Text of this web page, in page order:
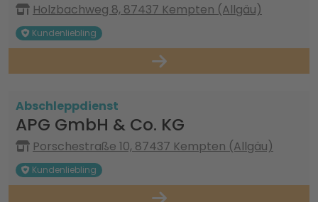
Holzbachweg 8, 87437 Kempten (Allgäu)
Kundenliebling
Abschleppdienst
APG GmbH & Co. KG
Porschestraße 10, 87437 Kempten (Allgäu)
Kundenliebling